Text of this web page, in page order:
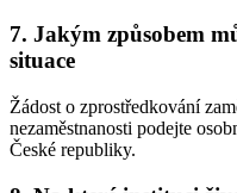
7. Jakým způsobem
situace
Žádost o zprostředkování
nezaměstnanosti podejte
České republiky.